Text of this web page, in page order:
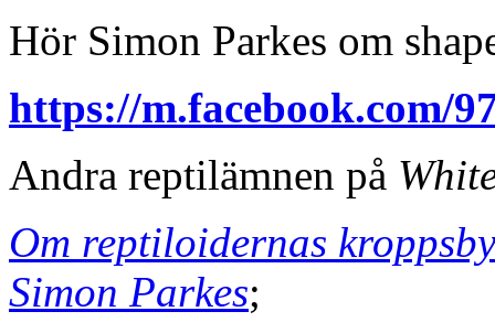
Hör Simon Parkes om
https://m.facebook.com/
Andra reptilämnen på
Om reptiloidernas
Simon Parkes;